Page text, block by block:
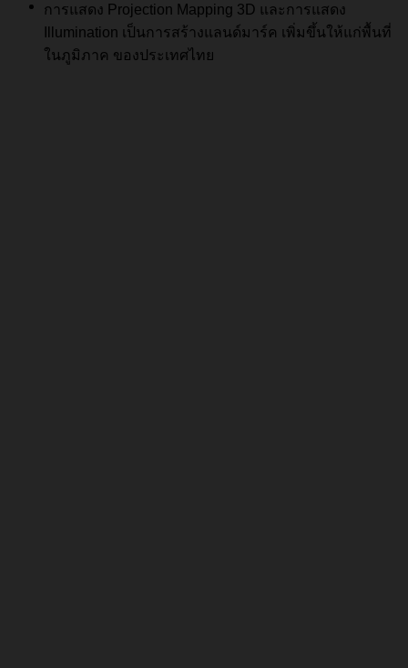
การแสดง Projection Mapping 3D และการแสดง
Illumination เป็นการสร้างแลนด์มาร์ค เพิ่มขึ้นให้แก่พื้นที่
ในภูมิภาค ของประเทศไทย